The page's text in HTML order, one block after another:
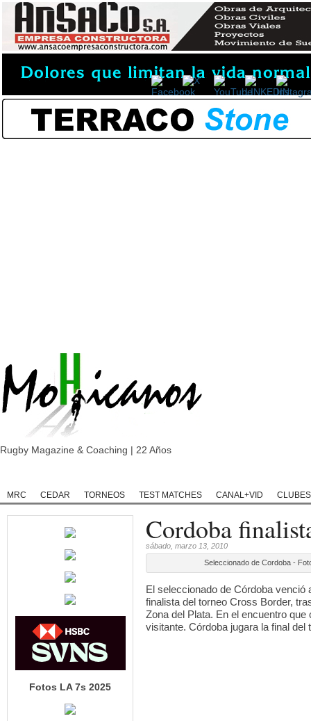
Rugby Magazine & Coaching | 22 Años
MRC
CEDAR TORNEOS TEST MATCHES CANAL+VID CLUBES
Fotos LA 7s 2025
Cordoba
sábado, marzo 13, 2010
Seleccionado de Cordoba -
El seleccionado de Córdoba
finalista del torneo Cross Border,
Zona del Plata. En el encuentro
visitante. Córdoba jugara la final